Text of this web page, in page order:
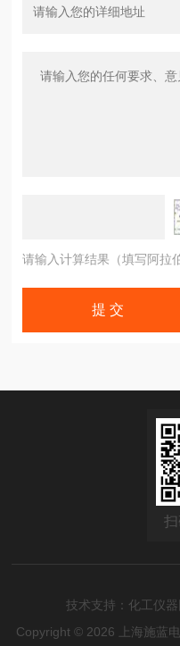
请输入计算结果（填写阿拉
技术支持： 化工仪器
Copyright © 2026 上海施蓝